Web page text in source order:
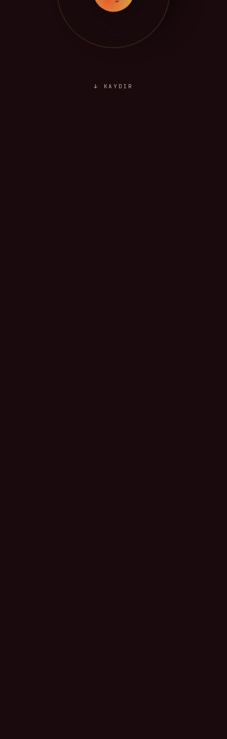
↓ KAYDIR